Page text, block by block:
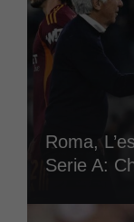
Roma,
Serie A: